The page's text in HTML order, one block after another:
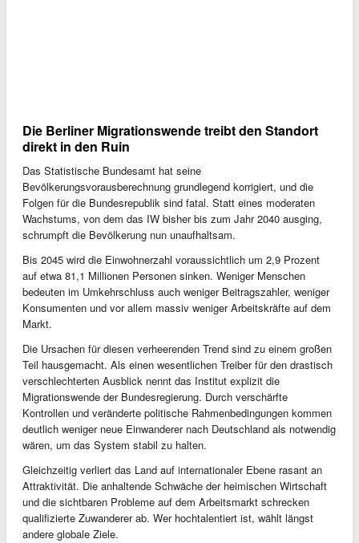
Die Berliner Migrationswende treibt den Standort
direkt in den Ruin
Das Statistische Bundesamt hat seine
Bevölkerungsvorausberechnung grundlegend korrigiert, und die
Folgen für die Bundesrepublik sind fatal. Statt eines moderaten
Wachstums, von dem das IW bisher bis zum Jahr 2040 ausging,
schrumpft die Bevölkerung nun unaufhaltsam.
Bis 2045 wird die Einwohnerzahl voraussichtlich um 2,9 Prozent
auf etwa 81,1 Millionen Personen sinken. Weniger Menschen
bedeuten im Umkehrschluss auch weniger Beitragszahler, weniger
Konsumenten und vor allem massiv weniger Arbeitskräfte auf dem
Markt.
Die Ursachen für diesen verheerenden Trend sind zu einem großen
Teil hausgemacht. Als einen wesentlichen Treiber für den drastisch
verschlechterten Ausblick nennt das Institut explizit die
Migrationswende der Bundesregierung. Durch verschärfte
Kontrollen und veränderte politische Rahmenbedingungen kommen
deutlich weniger neue Einwanderer nach Deutschland als notwendig
wären, um das System stabil zu halten.
Gleichzeitig verliert das Land auf internationaler Ebene rasant an
Attraktivität. Die anhaltende Schwäche der heimischen Wirtschaft
und die sichtbaren Probleme auf dem Arbeitsmarkt schrecken
qualifizierte Zuwanderer ab. Wer hochtalentiert ist, wählt längst
andere globale Ziele.